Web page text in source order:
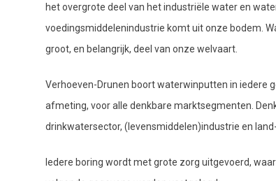
het overgrote deel van het industriële water en
voedingsmiddelenindustrie komt uit onze bodem.
groot, en belangrijk, deel van onze welvaart.
Verhoeven-Drunen boort waterwinputten in iedere
afmeting, voor alle denkbare marktsegmenten.
drinkwatersector, (levensmiddelen)industrie en
Iedere boring wordt met grote zorg uitgevoerd,